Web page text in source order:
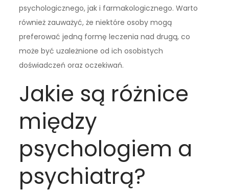
psychologicznego, jak i farmakologicznego. Warto
również zauważyć, że niektóre osoby mogą
preferować jedną formę leczenia nad drugą, co
może być uzależnione od ich osobistych
doświadczeń oraz oczekiwań.
Jakie są różnice
między
psychologiem a
psychiatrą?